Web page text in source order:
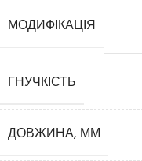
МОДИФІКАЦІЯ
ГНУЧКІСТЬ
ДОВЖИНА, ММ